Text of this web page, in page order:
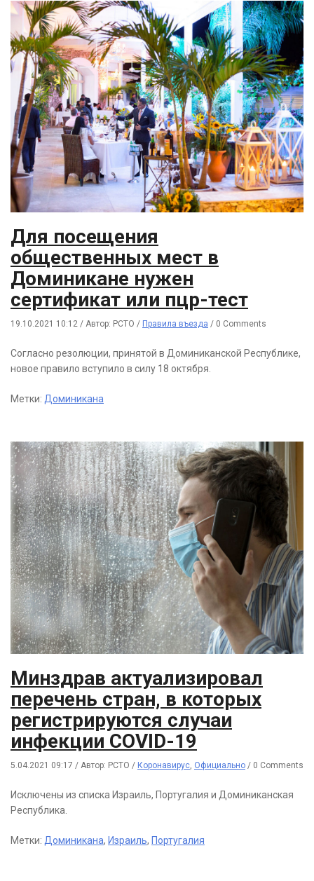
Для посещения
общественных мест в
Доминикане нужен
сертификат или пцр-тест
19.10.2021 10:12 / Автор: РСТО / Правила въезда / 0 Comments
Согласно резолюции, принятой в Доминиканской Республике,
новое правило вступило в силу 18 октября.
Метки: Доминикана
Минздрав актуализировал
перечень стран, в которых
регистрируются случаи
инфекции COVID-19
5.04.2021 09:17 / Автор: РСТО / Коронавирус, Официально / 0 Comments
Исключены из списка Израиль, Португалия и Доминиканская
Республика.
Метки: Доминикана, Израиль, Португалия